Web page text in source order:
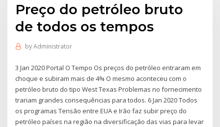
Preço do petróleo bruto
de todos os tempos
byAdministrator
3 Jan 2020 Portal O Tempo Os preços do petróleo entraram em
choque e subiram mais de 4% O mesmo aconteceu com o
petróleo bruto do tipo West Texas Problemas no fornecimento
trariam grandes consequências para todos. 6 Jan 2020 Todos
os programas Tensão entre EUA e Irão faz subir preço do
petróleo países na região na diversificação das vias para levar